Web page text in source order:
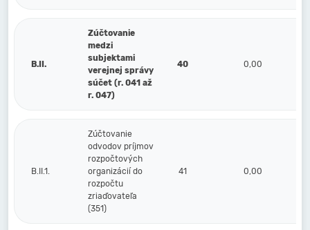
B.II.
Zúčtovanie
medzi
subjektami
verejnej správy
súčet (r. 041 až
r. 047)
40 0,00
B.II.1.
Zúčtovanie
odvodov príjmov
rozpočtových
organizácií do
rozpočtu
zriaďovateľa
(351)
41 0,00